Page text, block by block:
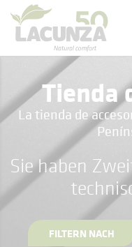
Tienda
La tienda de
Sie haben
FILTERN NACH